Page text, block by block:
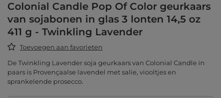
Colonial Candle Pop Of Color geurkaars
van sojabonen in glas 3 lonten 14,5 oz
411 g - Twinkling Lavender
Toevoegen aan favorieten
De Twinkling Lavender soja geurkaars van Colonial Candle in
paars is Provençaalse lavendel met salie, viooltjes en
sprankelende prosecco.